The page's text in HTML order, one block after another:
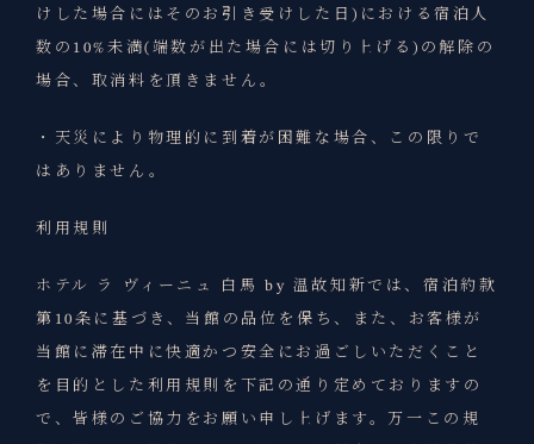
けした場合にはそのお引き受けした日)における宿泊人
数の10%未満(端数が出た場合には切り上げる)の解除の
場合、取消料を頂きません。
・天災により物理的に到着が困難な場合、この限りで
はありません。
利用規則
ホテル ラ ヴィーニュ 白馬 by 温故知新では、宿泊約款
第10条に基づき、当館の品位を保ち、また、お客様が
当館に滞在中に快適かつ安全にお過ごしいただくこと
を目的とした利用規則を下記の通り定めておりますの
で、皆様のご協力をお願い申し上げます。万一この規